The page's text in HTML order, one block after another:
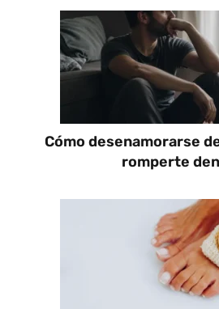
Cómo desenamorarse
romperte